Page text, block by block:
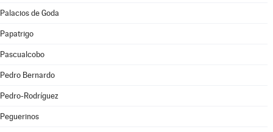
Palacios de Goda
Papatrigo
Pascualcobo
Pedro Bernardo
Pedro-Rodríguez
Peguerinos